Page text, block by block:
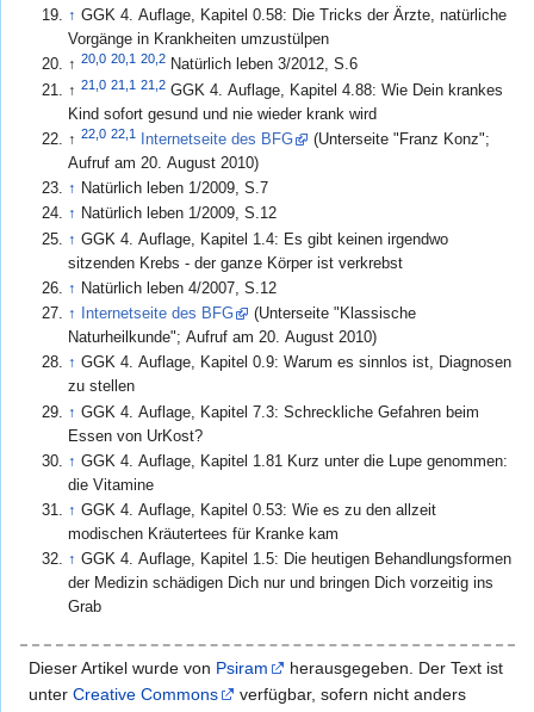
↑ GGK 4. Auflage, Kapitel 0.58: Die Tricks der Ärzte, natürliche
Vorgänge in Krankheiten umzustülpen
↑20,0 20,1 20,2 Natürlich leben 3/2012, S.6
↑21,0 21,1 21,2 GGK 4. Auflage, Kapitel 4.88: Wie Dein krankes
Kind sofort gesund und nie wieder krank wird
↑22,0 22,1 Internetseite des BFG
(Unterseite "Franz Konz";
Aufruf am 20. August 2010)
↑ Natürlich leben 1/2009, S.7
↑ Natürlich leben 1/2009, S.12
↑ GGK 4. Auflage, Kapitel 1.4: Es gibt keinen irgendwo
sitzenden Krebs - der ganze Körper ist verkrebst
↑ Natürlich leben 4/2007, S.12
↑
Internetseite des BFG
(Unterseite "Klassische
Naturheilkunde"; Aufruf am 20. August 2010)
↑ GGK 4. Auflage, Kapitel 0.9: Warum es sinnlos ist, Diagnosen
zu stellen
↑ GGK 4. Auflage, Kapitel 7.3: Schreckliche Gefahren beim
Essen von UrKost?
↑ GGK 4. Auflage, Kapitel 1.81 Kurz unter die Lupe genommen:
die Vitamine
↑ GGK 4. Auflage, Kapitel 0.53: Wie es zu den allzeit
modischen Kräutertees für Kranke kam
↑ GGK 4. Auflage, Kapitel 1.5: Die heutigen Behandlungsformen
der Medizin schädigen Dich nur und bringen Dich vorzeitig ins
Grab
Dieser Artikel wurde von Psiram
herausgegeben. Der Text ist
unter Creative Commons
verfügbar, sofern nicht anders